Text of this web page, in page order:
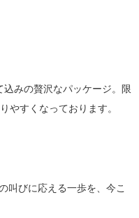
みの贅沢なパッケージ。限
やすくなっております。
叫びに応える一歩を、今こ